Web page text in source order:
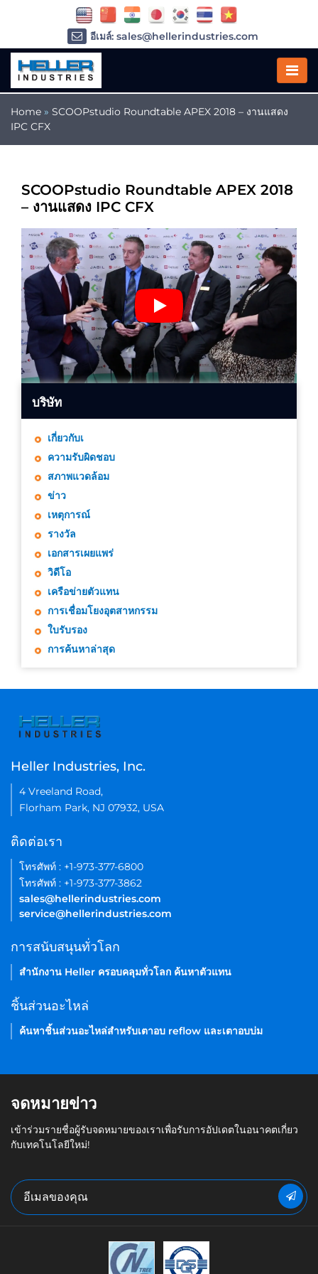
Home » SCOOPstudio Roundtable APEX 2018 – งานแสดง
IPC CFX
SCOOPstudio Roundtable APEX 2018
– งานแสดง IPC CFX
บริษัท
เกี่ยวกับเ
ความรับผิดชอบ
สภาพแวดล้อม
ข่าว
เหตุการณ์
รางวัล
เอกสารเผยแพร่
วิดีโอ
เครือข่ายตัวแทน
การเชื่อมโยงอุตสาหกรรม
ใบรับรอง
การค้นหาล่าสุด
อีเมล์: sales@hellerindustries.com
อีเมล์: service@hellerindustries.com
โทรศัพท์ :
Heller Industries, Inc.
4 Vreeland Road,
Florham Park, NJ 07932, USA
ติดต่อเรา
โทรศัพท์ : +1-973-377-6800
โทรศัพท์ : +1-973-377-3862
sales@hellerindustries.com
service@hellerindustries.com
การสนับสนุนทั่วโลก
สำนักงาน Heller ครอบคลุมทั่วโลก ค้นหาตัวแทน
ชิ้นส่วนอะไหล่
ค้นหาชิ้นส่วนอะไหล่สำหรับเตาอบ reflow และเตาอบบ่ม
จดหมายข่าว
เข้าร่วมรายชื่อผู้รับจดหมายของเราเพื่อรับการอัปเดตในอนาคตเกี่ยว
กับเทคโนโลยีใหม่!